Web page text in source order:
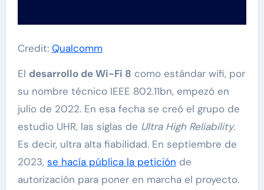
Credit: Qualcomm
El desarrollo de Wi-Fi 8 como estándar wifi, por
su nombre técnico IEEE 802.11bn, empezó en
julio de 2022. En esa fecha se creó el grupo de
estudio UHR, las siglas de Ultra High Reliability.
Es decir, ultra alta fiabilidad. En septiembre de
2023, se hacía pública la petición de
autorización para poner en marcha el proyecto.